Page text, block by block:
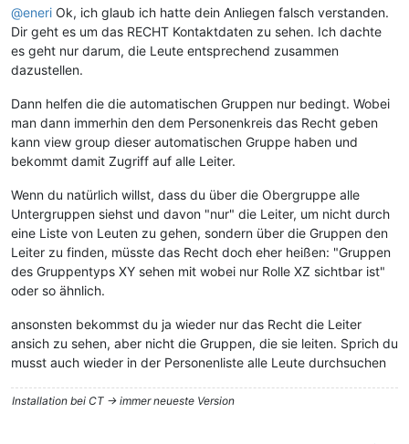
@eneri Ok, ich glaub ich hatte dein Anliegen falsch verstanden.
Dir geht es um das RECHT Kontaktdaten zu sehen. Ich dachte
es geht nur darum, die Leute entsprechend zusammen
dazustellen.
Dann helfen die die automatischen Gruppen nur bedingt. Wobei
man dann immerhin den dem Personenkreis das Recht geben
kann view group dieser automatischen Gruppe haben und
bekommt damit Zugriff auf alle Leiter.
Wenn du natürlich willst, dass du über die Obergruppe alle
Untergruppen siehst und davon "nur" die Leiter, um nicht durch
eine Liste von Leuten zu gehen, sondern über die Gruppen den
Leiter zu finden, müsste das Recht doch eher heißen: "Gruppen
des Gruppentyps XY sehen mit wobei nur Rolle XZ sichtbar ist"
oder so ähnlich.
ansonsten bekommst du ja wieder nur das Recht die Leiter
ansich zu sehen, aber nicht die Gruppen, die sie leiten. Sprich du
musst auch wieder in der Personenliste alle Leute durchsuchen
Installation bei CT -> immer neueste Version